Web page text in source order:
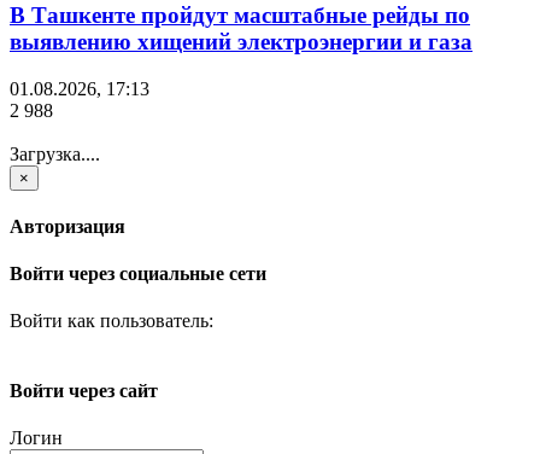
В Ташкенте пройдут масштабные рейды по
выявлению хищений электроэнергии и газа
01.08.2026, 17:13
2 988
Загрузка....
×
Авторизация
Войти через социальные сети
Войти как пользователь:
Войти через сайт
Логин